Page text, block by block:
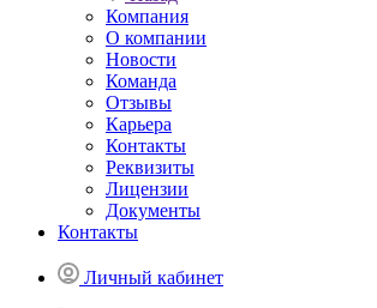
Компания
О компании
Новости
Команда
Отзывы
Карьера
Контакты
Реквизиты
Лицензии
Документы
Контакты
Личный кабинет